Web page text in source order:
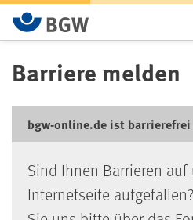
Zum Hauptinhalt springen
Barriere melden
bgw-online.de ist barrierefrei
Sind Ihnen Barrieren auf
Internetseite